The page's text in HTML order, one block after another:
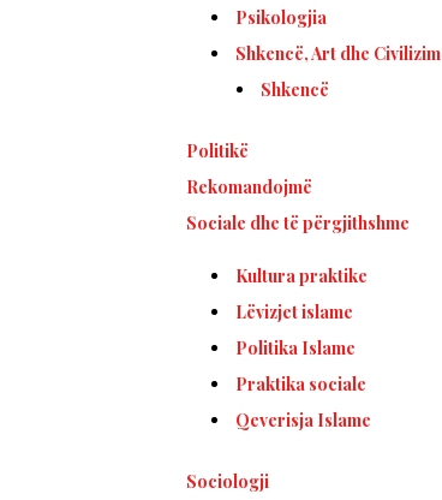
Psikologjia
Shkencë, Art dhe Civilizim
Shkencë
Politikë
Rekomandojmë
Sociale dhe të përgjithshme
Kultura praktike
Lëvizjet islame
Politika Islame
Praktika sociale
Qeverisja Islame
Sociologji